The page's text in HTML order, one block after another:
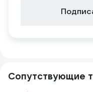
Сопутствующие